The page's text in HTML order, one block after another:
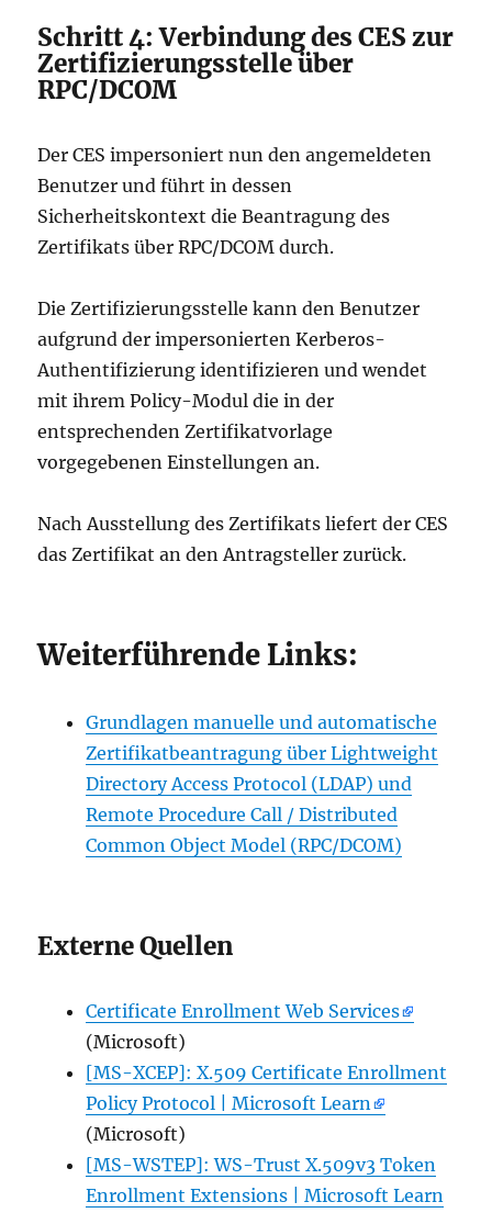
Schritt 4: Verbindung des CES zur
Zertifizierungsstelle über
RPC/DCOM
Der CES impersoniert nun den angemeldeten
Benutzer und führt in dessen
Sicherheitskontext die Beantragung des
Zertifikats über RPC/DCOM durch.
Die Zertifizierungsstelle kann den Benutzer
aufgrund der impersonierten Kerberos-
Authentifizierung identifizieren und wendet
mit ihrem Policy-Modul die in der
entsprechenden Zertifikatvorlage
vorgegebenen Einstellungen an.
Nach Ausstellung des Zertifikats liefert der CES
das Zertifikat an den Antragsteller zurück.
Weiterführende Links:
Grundlagen manuelle und automatische
Zertifikatbeantragung über Lightweight
Directory Access Protocol (LDAP) und
Remote Procedure Call / Distributed
Common Object Model (RPC/DCOM)
Externe Quellen
Certificate Enrollment Web Services
(Microsoft)
[MS-XCEP]: X.509 Certificate Enrollment
Policy Protocol | Microsoft Learn
(Microsoft)
[MS-WSTEP]: WS-Trust X.509v3 Token
Enrollment Extensions | Microsoft Learn